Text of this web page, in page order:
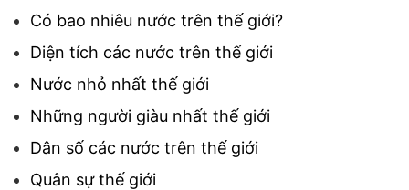
Có bao nhiêu nước trên thế giới?
Diện tích các nước trên thế giới
Nước nhỏ nhất thế giới
Những người giàu nhất thế giới
Dân số các nước trên thế giới
Quân sự thế giới